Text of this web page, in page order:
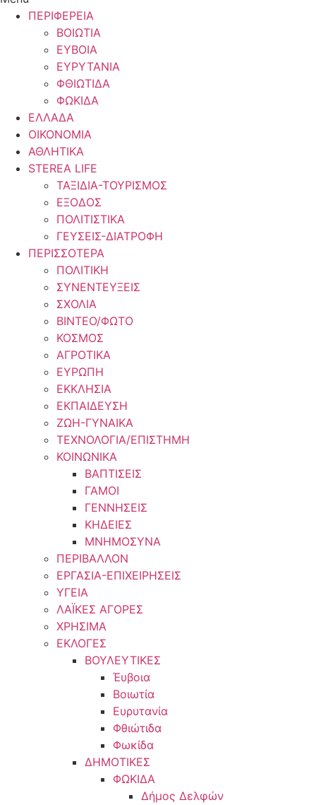
ΠΕΡΙΦΕΡΕΙΑ
ΒΟΙΩΤΙΑ
ΕΥΒΟΙΑ
ΕΥΡΥΤΑΝΙΑ
ΦΘΙΩΤΙΔΑ
ΦΩΚΙΔΑ
ΕΛΛΑΔΑ
ΟΙΚΟΝΟΜΙΑ
ΑΘΛΗΤΙΚΑ
STEREA LIFE
ΤΑΞΙΔΙΑ-ΤΟΥΡΙΣΜΟΣ
ΕΞΟΔΟΣ
ΠΟΛΙΤΙΣΤΙΚΑ
ΓΕΥΣΕΙΣ-ΔΙΑΤΡΟΦΗ
ΠΕΡΙΣΣΟΤΕΡΑ
ΠΟΛΙΤΙΚΗ
ΣΥΝΕΝΤΕΥΞΕΙΣ
ΣΧΟΛΙΑ
ΒΙΝΤΕΟ/ΦΩΤΟ
ΚΟΣΜΟΣ
ΑΓΡΟΤΙΚΑ
ΕΥΡΩΠΗ
ΕΚΚΛΗΣΙΑ
ΕΚΠΑΙΔΕΥΣΗ
ΖΩΗ-ΓΥΝΑΙΚΑ
ΤΕΧΝΟΛΟΓΙΑ/ΕΠΙΣΤΗΜΗ
ΚΟΙΝΩΝΙΚΑ
ΒΑΠΤΙΣΕΙΣ
ΓΑΜΟΙ
ΓΕΝΝΗΣΕΙΣ
ΚΗΔΕΙΕΣ
ΜΝΗΜΟΣΥΝΑ
ΠΕΡΙΒΑΛΛΟΝ
ΕΡΓΑΣΙΑ-ΕΠΙΧΕΙΡΗΣΕΙΣ
ΥΓΕΙΑ
ΛΑΪΚΕΣ ΑΓΟΡΕΣ
ΧΡΗΣΙΜΑ
ΕΚΛΟΓΕΣ
ΒΟΥΛΕΥΤΙΚΕΣ
Έυβοια
Βοιωτία
Ευρυτανία
Φθιώτιδα
Φωκίδα
ΔΗΜΟΤΙΚΕΣ
ΦΩΚΙΔΑ
Δήμος Δελφών